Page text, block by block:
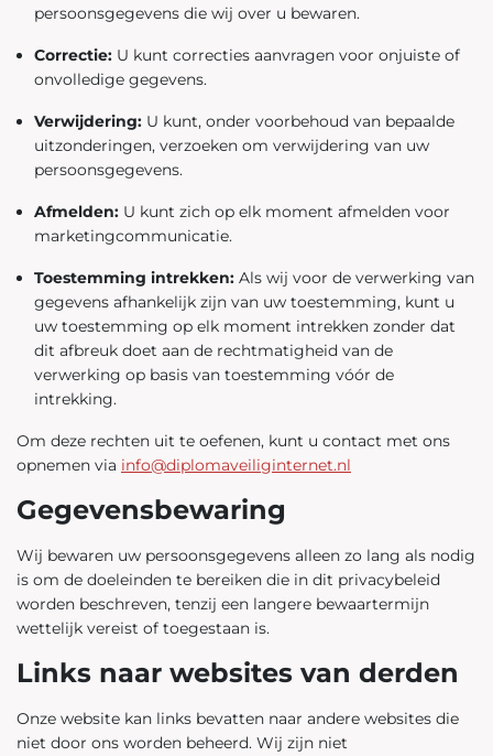
persoonsgegevens die wij over u bewaren.
Correctie: U kunt correcties aanvragen voor onjuiste of
onvolledige gegevens.
Verwijdering: U kunt, onder voorbehoud van bepaalde
uitzonderingen, verzoeken om verwijdering van uw
persoonsgegevens.
Afmelden: U kunt zich op elk moment afmelden voor
marketingcommunicatie.
Toestemming intrekken: Als wij voor de verwerking van
gegevens afhankelijk zijn van uw toestemming, kunt u
uw toestemming op elk moment intrekken zonder dat
dit afbreuk doet aan de rechtmatigheid van de
verwerking op basis van toestemming vóór de
intrekking.
Om deze rechten uit te oefenen, kunt u contact met ons
opnemen via info@diplomaveiliginternet.nl
Gegevensbewaring
Wij bewaren uw persoonsgegevens alleen zo lang als nodig
is om de doeleinden te bereiken die in dit privacybeleid
worden beschreven, tenzij een langere bewaartermijn
wettelijk vereist of toegestaan is.
Links naar websites van derden
Onze website kan links bevatten naar andere websites die
niet door ons worden beheerd. Wij zijn niet